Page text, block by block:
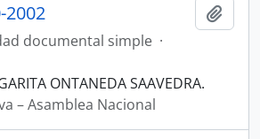
2002
documental simple ·
ONTANEDA SAAVEDRA.
– Asamblea Nacional